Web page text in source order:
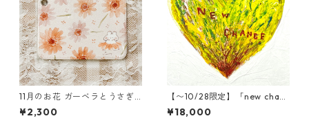
11月のお花 ガーベラとうさぎ
のパスケース
¥2,300
【〜10/28限定】「new chanc
e」木村タカヒロ原画
¥18,000